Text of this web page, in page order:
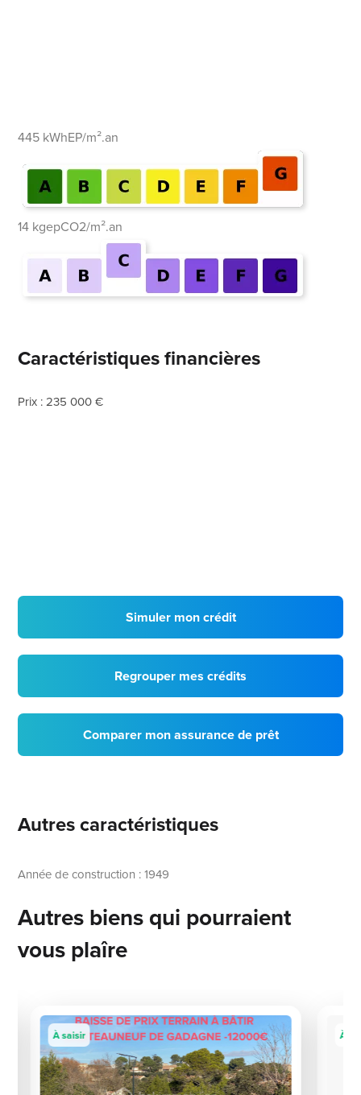
445 kWhEP/m².an
14 kgepCO2/m².an
Caractéristiques financières
Prix : 235 000 €
Simuler mon crédit
Regrouper mes crédits
Comparer mon assurance de prêt
Autres caractéristiques
Année de construction : 1949
Autres biens qui pourraient
vous plaîre
À saisir À